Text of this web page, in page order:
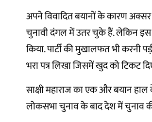
अपने विवादित बयानों के कारण अक्सर
चुनावी दंगल में उतर चुके हैं. लेकिन इस
किया. पार्टी की मुखालफत भी करनी
भरा पत्र लिखा जिसमें खुद को टिकट
साक्षी महाराज का एक और बयान
लोकसभा चुनाव के बाद देश में चुनाव